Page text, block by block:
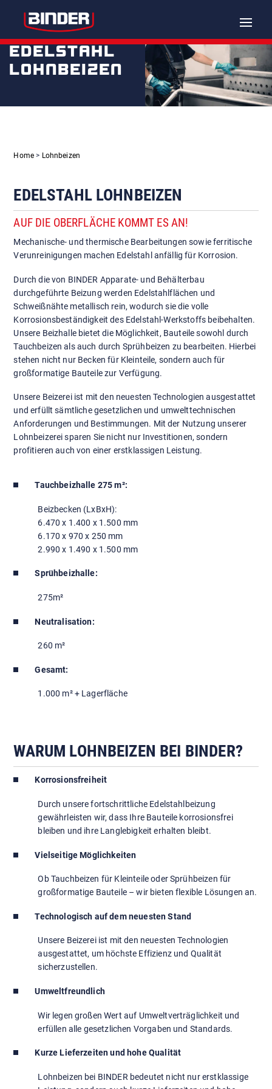
Toggle
EDELSTAHL
LOHNBEIZEN
Home > Lohnbeizen
EDELSTAHL LOHNBEIZEN
AUF DIE OBERFLÄCHE KOMMT ES AN!
Mechanische- und thermische Bearbeitungen sowie ferritische
Verunreinigungen machen Edelstahl anfällig für Korrosion.
Durch die von BINDER Apparate- und Behälterbau
durchgeführte Beizung werden Edelstahlflächen und
Schweißnähte metallisch rein, wodurch sie die volle
Korrosionsbeständigkeit des Edelstahl-Werkstoffs beibehalten.
Unsere Beizhalle bietet die Möglichkeit, Bauteile sowohl durch
Tauchbeizen als auch durch Sprühbeizen zu bearbeiten. Hierbei
stehen nicht nur Becken für Kleinteile, sondern auch für
großformatige Bauteile zur Verfügung.
Unsere Beizerei ist mit den neuesten Technologien ausgestattet
und erfüllt sämtliche gesetzlichen und umwelttechnischen
Anforderungen und Bestimmungen. Mit der Nutzung unserer
Lohnbeizerei sparen Sie nicht nur Investitionen, sondern
profitieren auch von einer erstklassigen Leistung.
Tauchbeizhalle 275 m²:
Beizbecken (LxBxH):
6.470 x 1.400 x 1.500 mm
6.170 x 970 x 250 mm
2.990 x 1.490 x 1.500 mm
Sprühbeizhalle:
275m²
Neutralisation:
260 m²
Gesamt:
1.000 m² + Lagerfläche
WARUM LOHNBEIZEN BEI BINDER?
Korrosionsfreiheit
Durch unsere fortschrittliche Edelstahlbeizung
gewährleisten wir, dass Ihre Bauteile korrosionsfrei
bleiben und ihre Langlebigkeit erhalten bleibt.
Vielseitige Möglichkeiten
Ob Tauchbeizen für Kleinteile oder Sprühbeizen für
großformatige Bauteile – wir bieten flexible Lösungen an.
Technologisch auf dem neuesten Stand
Unsere Beizerei ist mit den neuesten Technologien
ausgestattet, um höchste Effizienz und Qualität
sicherzustellen.
Umweltfreundlich
Wir legen großen Wert auf Umweltverträglichkeit und
erfüllen alle gesetzlichen Vorgaben und Standards.
Kurze Lieferzeiten und hohe Qualität
Lohnbeizen bei BINDER bedeutet nicht nur erstklassige